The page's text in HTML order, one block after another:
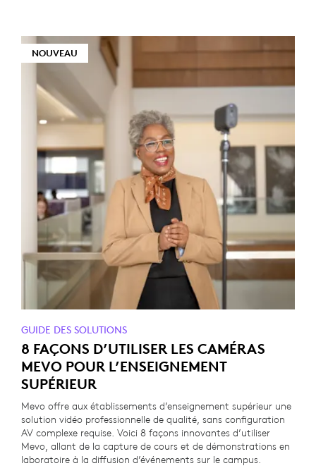
NOUVEAU
GUIDE DES SOLUTIONS
8 FAÇONS D’UTILISER LES CAMÉRAS
MEVO POUR L’ENSEIGNEMENT
SUPÉRIEUR
Mevo offre aux établissements d’enseignement supérieur une
solution vidéo professionnelle de qualité, sans configuration
AV complexe requise. Voici 8 façons innovantes d’utiliser
Mevo, allant de la capture de cours et de démonstrations en
laboratoire à la diffusion d’événements sur le campus.